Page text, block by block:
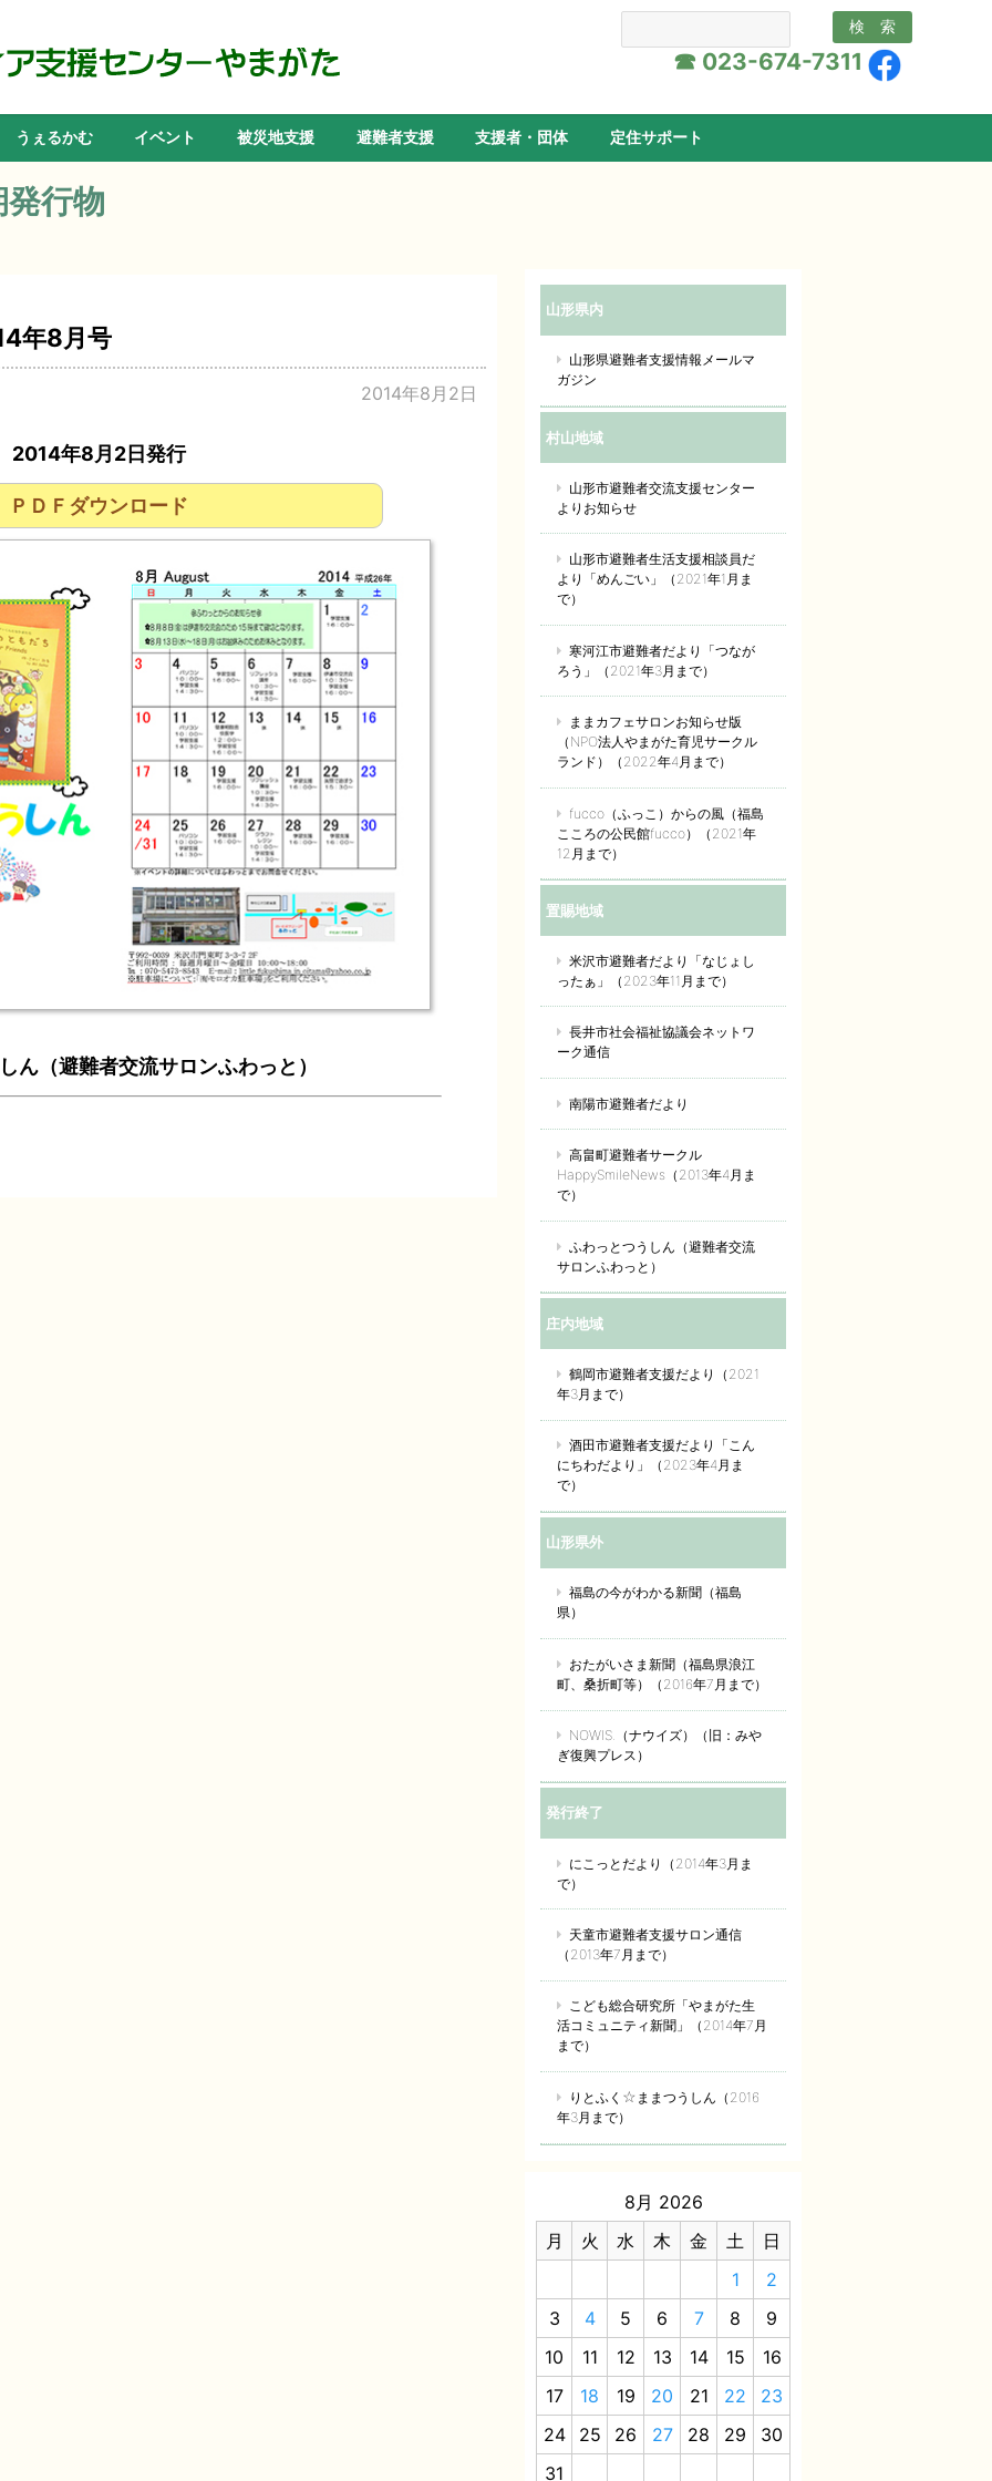
☎ 023-674-7311
うぇるかむ イベント 被災地支援 避難者支援 支援者・団体 定住サポート
行物
年8月号
2014年8月2日
2014年8月2日発行
ＰＤＦダウンロード
ん（避難者交流サロンふわっと）
山形県内
山形県避難者支援情報メールマ
ガジン
村山地域
山形市避難者交流支援センター
よりお知らせ
山形市避難者生活支援相談員だ
より「めんごい」（2021年1月ま
で）
寒河江市避難者だより「つなが
ろう」（2021年3月まで）
ままカフェサロンお知らせ版
（NPO法人やまがた育児サークル
ランド）（2022年4月まで）
fucco（ふっこ）からの風（福島
こころの公民館fucco）（2021年
12月まで）
置賜地域
米沢市避難者だより「なじょし
ったぁ」（2023年11月まで）
長井市社会福祉協議会ネットワ
ーク通信
南陽市避難者だより
高畠町避難者サークル
HappySmileNews（2013年4月ま
で）
ふわっとつうしん（避難者交流
サロンふわっと）
庄内地域
鶴岡市避難者支援だより（2021
年3月まで）
酒田市避難者支援だより「こん
にちわだより」（2023年4月ま
で）
山形県外
福島の今がわかる新聞（福島
県）
おたがいさま新聞（福島県浪江
町、桑折町等）（2016年7月まで）
NOWIS.（ナウイズ）（旧：みや
ぎ復興プレス）
発行終了
にこっとだより（2014年3月ま
で）
天童市避難者支援サロン通信
（2013年7月まで）
こども総合研究所「やまがた生
活コミュニティ新聞」（2014年7月
まで）
りとふく☆ままつうしん（2016
年3月まで）
8月 2026
月
火 水 木 金 土
日
1
2
3
4 5 6 7 8
9
10
11 12 13 14 15
16
17
18 19 20 21 22
23
24
25 26 27 28 29
30
31